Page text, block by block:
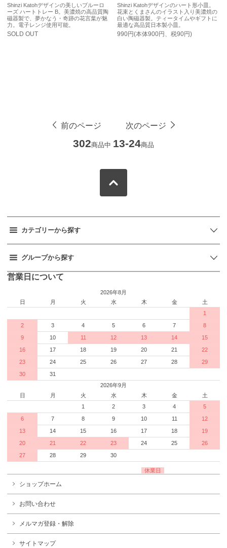
Shinzi Katohデザインの美しいブルーロ
ーズ ハートトレー B。美濃焼の高品質陶
磁器製で、夢かなう・奇跡の花言葉が魅
力。電子レンジ使用可能。
SOLD OUT
Shinzi Katohデザインのハート形小皿。
花束とくまさんのイラスト入り美濃焼の
白い陶磁器製。ティータイムやギフトに
最適な高品質日本製小皿。
990円(本体900円、税90円)
前のページ 次のページ
302商品中 13-24商品
カテゴリーから探す
グループから探す
営業日について
2026年8月
日
月 火 水 木 金
土
1
2
3 4 5 6 7
8
9
10 11 12 13 14
15
16
17 18 19 20 21
22
23
24 25 26 27 28
29
30
31
2026年9月
日
月 火 水 木 金
土
1
2 3 4
5
6
7 8 9 10 11
12
13
14 15 16 17 18
19
20
21 22 23 24 25
26
27
28 29 30
休業日
ショップホーム
お問い合わせ
メルマガ登録・解除
サイトマップ